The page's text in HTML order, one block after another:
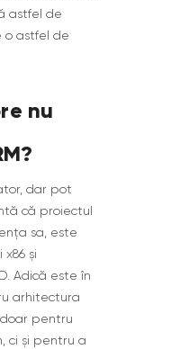
astfel de
o astfel de
nu
dar pot
că proiectul
sa, este
și
Adică este în
arhitectura
doar pentru
ci și pentru a